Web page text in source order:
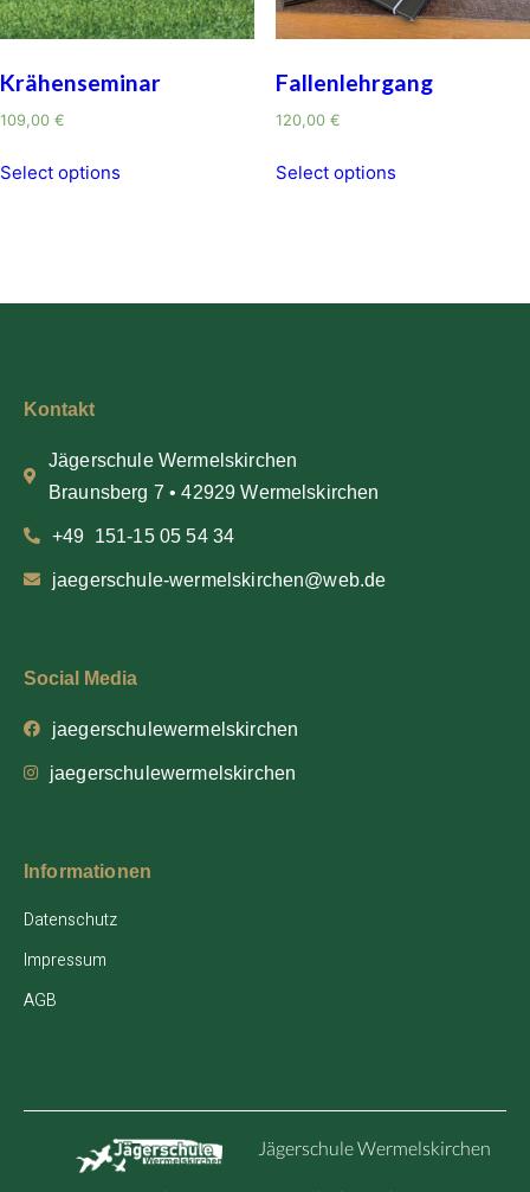
Krähenseminar
109,00 €
Select options
Fallenlehrgang
120,00 €
Select options
Kontakt
Jägerschule Wermelskirchen
Braunsberg 7 • 42929 Wermelskirchen
+49 151-15 05 54 34
jaegerschule-wermelskirchen@web.de
Social Media
jaegerschulewermelskirchen
jaegerschulewermelskirchen
Informationen
Datenschutz
Impressum
AGB
Jägerschule Wermelskirchen